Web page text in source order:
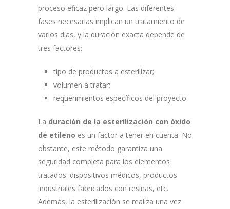
proceso eficaz pero largo. Las diferentes
fases necesarias implican un tratamiento de
varios días, y la duración exacta depende de
tres factores:
tipo de productos a esterilizar;
volumen a tratar;
requerimientos específicos del proyecto.
La duración de la esterilización con óxido
de etileno es un factor a tener en cuenta. No
obstante, este método garantiza una
seguridad completa para los elementos
tratados: dispositivos médicos, productos
industriales fabricados con resinas, etc.
Además, la esterilización se realiza una vez